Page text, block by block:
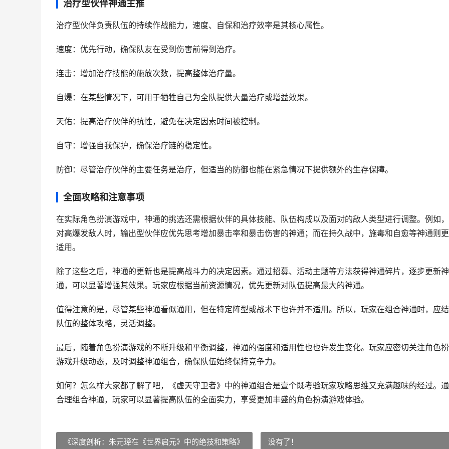
治疗型伙伴神通主推
治疗型伙伴负责队伍的持续作战能力，速度、自保和治疗效率是其核心属性。
速度：优先行动，确保队友在受到伤害前得到治疗。
连击：增加治疗技能的施放次数，提高整体治疗量。
自爆：在某些情况下，可用于牺牲自己为全队提供大量治疗或增益效果。
天佑：提高治疗伙伴的抗性，避免在决定因素时间被控制。
自守：增强自我保护，确保治疗链的稳定性。
防御：尽管治疗伙伴的主要任务是治疗，但适当的防御也能在紧急情况下提供额外的生存保障。
全面攻略和注意事项
在实际角色扮演游戏中，神通的挑选还需根据伙伴的具体技能、队伍构成以及面对的敌人类型进行调整。例如
对高爆发敌人时，输出型伙伴应优先思考增加暴击率和暴击伤害的神通；而在持久战中，施毒和自愈等神通则
适用。
除了这些之后，神通的更新也是提高战斗力的决定因素。通过招募、活动主题等方法获得神通碎片，逐步更新神
通，可以显著增强其效果。玩家应根据当前资源情况，优先更新对队伍提高最大的神通。
值得注意的是，尽管某些神通看似通用，但在特定阵型或战术下也许并不适用。所以，玩家在组合神通时，应
队伍的整体攻略，灵活调整。
最后，随着角色扮演游戏的不断升级和平衡调整，神通的强度和适用性也也许发生变化。玩家应密切关注角色
游戏升级动态，及时调整神通组合，确保队伍始终保持竞争力。
如何？怎么样大家都了解了吧，《虚天守卫者》中的神通组合是壹个既考验玩家攻略思维又充满趣味的经过。
合理组合神通，玩家可以显著提高队伍的全面实力，享受更加丰盛的角色扮演游戏体验。
《深度剖析：朱元璋在《世界启元》中的绝技和策略》 没有了！